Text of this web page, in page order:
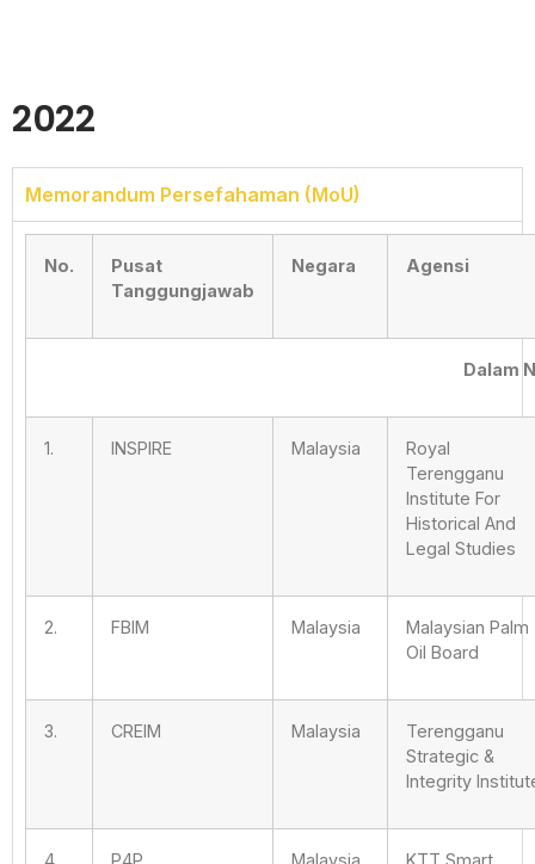
2022
Memorandum Persefahaman (MoU)
No.
Pusat
Tanggungjawab
Negara Agensi
Dalam
1. INSPIRE Malaysia
Royal
Terengganu
Institute For
Historical And
Legal Studies
2. FBIM Malaysia
Malaysian Palm
Oil Board
3. CREIM Malaysia
Terengganu
Strategic &
Integrity
4. P4P Malaysia
KTT Smart